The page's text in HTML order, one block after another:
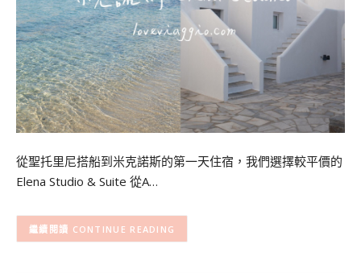
從聖托里尼搭船到米克諾斯的第一天住宿，我們選擇較平價的
Elena Studio & Suite 從A…
CONTINUE READING